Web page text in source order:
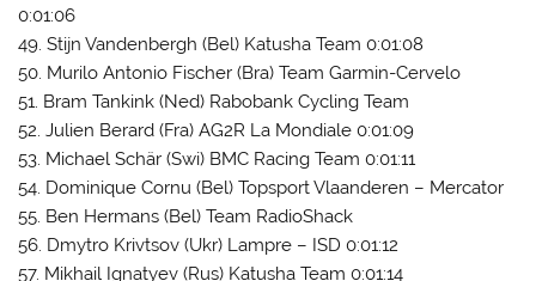
0:01:06
49. Stijn Vandenbergh (Bel) Katusha Team 0:01:08
50. Murilo Antonio Fischer (Bra) Team Garmin-Cervelo
51. Bram Tankink (Ned) Rabobank Cycling Team
52. Julien Berard (Fra) AG2R La Mondiale 0:01:09
53. Michael Schär (Swi) BMC Racing Team 0:01:11
54. Dominique Cornu (Bel) Topsport Vlaanderen – Mercator
55. Ben Hermans (Bel) Team RadioShack
56. Dmytro Krivtsov (Ukr) Lampre – ISD 0:01:12
57. Mikhail Ignatyev (Rus) Katusha Team 0:01:14